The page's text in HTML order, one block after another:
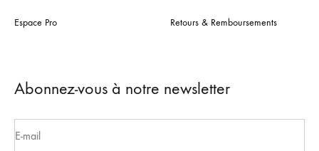
Espace Pro Retours & Remboursements
Abonnez-vous à notre newsletter